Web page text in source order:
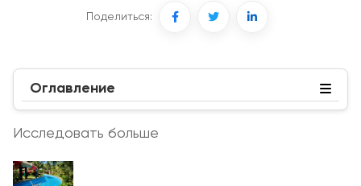
Поделиться:
Оглавление
Исследовать больше